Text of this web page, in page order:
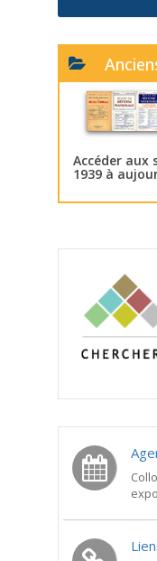
Accéder aux
1939 à